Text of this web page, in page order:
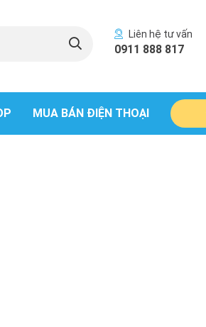
Liên hệ tư vấn
0911 888 817
MUA BÁN ĐIỆN THOẠI